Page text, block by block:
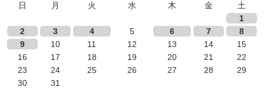
日
月 火 水 木 金
土
1
2
3 4 5 6 7
8
9
10 11 12 13 14
15
16
17 18 19 20 21
22
23
24 25 26 27 28
29
30
31